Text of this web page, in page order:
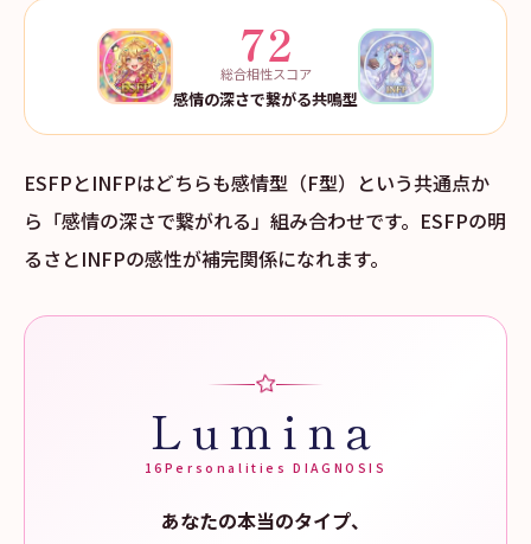
72
総合相性スコア
感情の深さで繋がる共鳴型
ESFPとINFPはどちらも感情型（F型）という共通点か
ら「感情の深さで繋がれる」組み合わせです。ESFPの明
るさとINFPの感性が補完関係になれます。
Lumina
16Personalities DIAGNOSIS
あなたの本当のタイプ、